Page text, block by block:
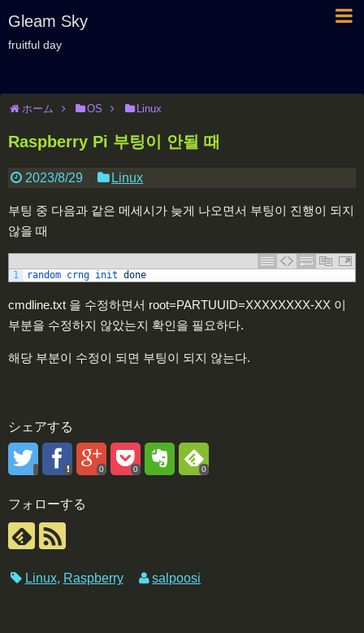
Gleam Sky
fruitful day
ホーム OS Linux
Raspberry Pi 부팅이 안될 때
2023/8/29 Linux
부팅 중 다음과 같은 메세시가 늦게 나오면서 부팅이 진행이 되지
않을 때
1 random crng init done
cmdline.txt 을 수정하면서 root=PARTUUID=XXXXXXXX-XX 이
부분을 수정하지 않았는지 확인을 필요하다.
해당 부분이 수정이 되면 부팅이 되지 않는다.
シェアする
0 0 0
フォローする
Linux, Raspberry salpoosi